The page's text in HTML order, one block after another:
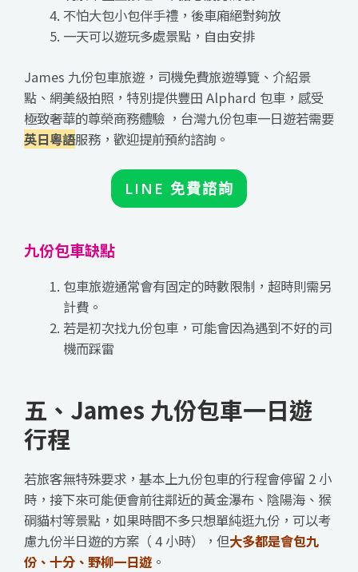
不怕大包小包伴手禮，後車廂絕對夠放
一天可以遊玩多處景點，自由安排
James 九份包車旅遊，司機免費旅遊導覽、介紹景
點、網美級拍照，特別提供豐田 Alphard 包車，感受
極致奢華的尊榮商務體驗 ，台灣九份包車一日遊若需要
英日粵語服務，歡迎提前預約諮詢。
LINE 免費諮詢
九份包車缺點
包車旅遊通常會有固定的時數限制，超時則需另
計費。
若是初次找九份包車，可能會因為遇到不好的司
機而踩雷
五、James 九份包車一日遊
行程
若旅客無特殊要求，基本上九份包車的行程會停留 2 小
時，接下來可能便會前往鄰近的黃金瀑布、陰陽海、猴
硐貓村等景點，如果時間不多只想單純逛九份，可以考
慮九份半日遊的方案（ 4 小時），但大多都是會包九
份、十分、野柳一日遊 。